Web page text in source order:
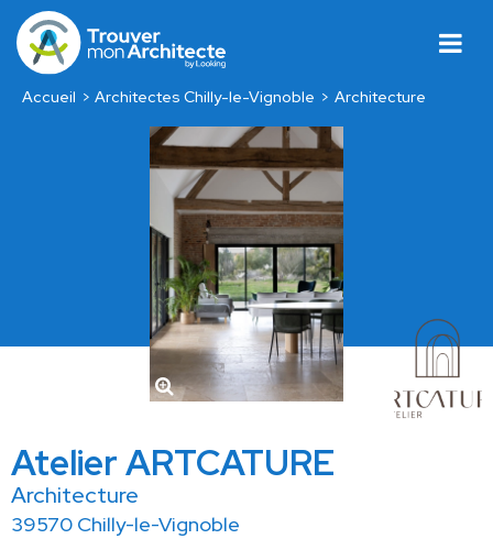
Accueil Architectes Chilly-le-Vignoble Architecture
Atelier ARTCATURE
Architecture
39570 Chilly-le-Vignoble